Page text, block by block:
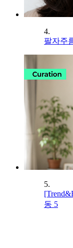
4.
팔자주
5.
동 5